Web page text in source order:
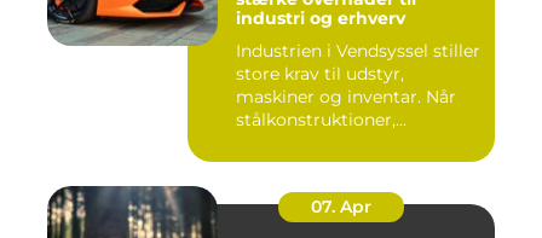
industri og erhverv
Industrien i Vendsyssel stiller
store krav til udstyr,
maskiner og inventar. Når
stålkonstruktioner,...
07. Apr